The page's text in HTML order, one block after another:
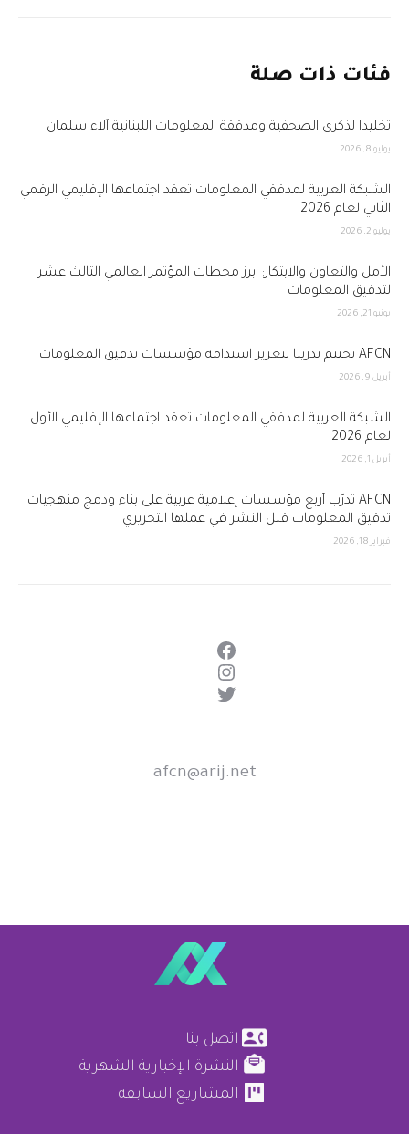
فئات ذات صلة
تخليداً لذكرى الصحفية ومدققة المعلومات اللبنانية آلاء سلمان
يوليو 8, 2026
الشبكة العربية لمدققي المعلومات تعقد اجتماعها الإقليمي الرقمي
الثاني لعام 2026
يوليو 2, 2026
الأمل والتعاون والابتكار: أبرز محطات المؤتمر العالمي الثالث عشر
لتدقيق المعلومات
يونيو 21, 2026
AFCN تختتم تدريباً لتعزيز استدامة مؤسسات تدقيق المعلومات
أبريل 9, 2026
الشبكة العربية لمدققي المعلومات تعقد اجتماعها الإقليمي الأول
لعام 2026
أبريل 1, 2026
AFCN تدرّب أربع مؤسسات إعلامية عربية على بناء ودمج منهجيات
تدقيق المعلومات قبل النشر في عملها التحريري
فبراير 18, 2026
فيسبوك
إنستجرام
تويتر
afcn@arij.net
اتصل بنا
النشرة الإخبارية الشهرية
المشاريع السابقة